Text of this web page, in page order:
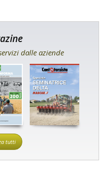
dalle aziende
tutti